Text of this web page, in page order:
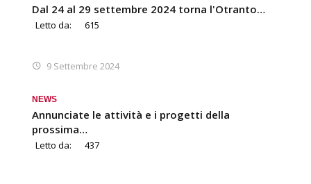
Dal 24 al 29 settembre 2024 torna l'Otranto…
Letto da: 615
9 Settembre 2024
NEWS
Annunciate le attività e i progetti della
prossima…
Letto da: 437